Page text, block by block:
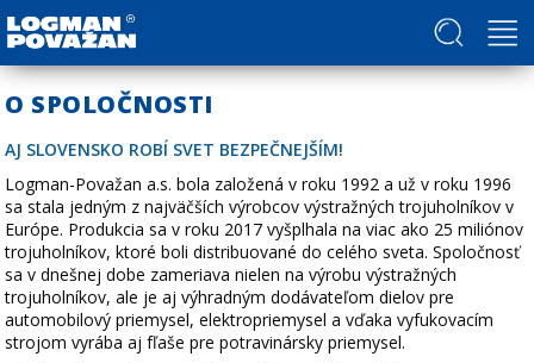
O SPOLOČNOSTI
AJ SLOVENSKO ROBÍ SVET BEZPEČNEJŠÍM!
Logman-Považan a.s. bola založená v roku 1992 a už v roku 1996
sa stala jedným z najväčších výrobcov výstražných trojuholníkov v
Európe. Produkcia sa v roku 2017 vyšplhala na viac ako 25 miliónov
trojuholníkov, ktoré boli distribuované do celého sveta. Spoločnosť
sa v dnešnej dobe zameriava nielen na výrobu výstražných
trojuholníkov, ale je aj výhradným dodávateľom dielov pre
automobilový priemysel, elektropriemysel a vďaka vyfukovacím
strojom vyrába aj fľaše pre potravinársky priemysel.